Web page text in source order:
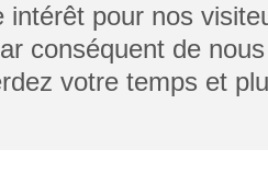
intérêt pour nos
conséquent de
votre temps et